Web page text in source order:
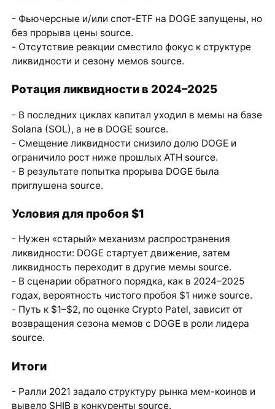
- Фьючерсные и/или спот-ETF на DOGE запущены, но
без прорыва цены source.
- Отсутствие реакции сместило фокус к структуре
ликвидности и сезону мемов source.
Ротация ликвидности в 2024–2025
- В последних циклах капитал уходил в мемы на базе
Solana (SOL), а не в DOGE source.
- Смещение ликвидности снизило долю DOGE и
ограничило рост ниже прошлых ATH source.
- В результате попытка прорыва DOGE была
приглушена source.
Условия для пробоя $1
- Нужен «старый» механизм распространения
ликвидности: DOGE стартует движение, затем
ликвидность переходит в другие мемы source.
- В сценарии обратного порядка, как в 2024–2025
годах, вероятность чистого пробоя $1 ниже source.
- Путь к $1–$2, по оценке Crypto Patel, зависит от
возвращения сезона мемов с DOGE в роли лидера
source.
Итоги
- Ралли 2021 задало структуру рынка мем-коинов и
вывело SHIBв конкуренты source.